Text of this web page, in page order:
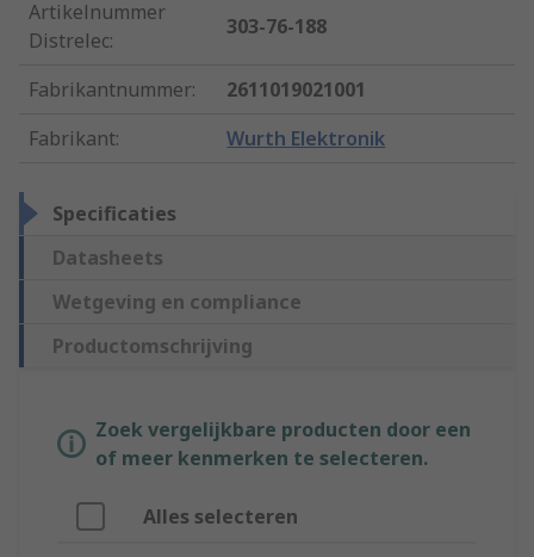
Artikelnummer
Distrelec:
303-76-188
Fabrikantnummer:
2611019021001
Fabrikant: Wurth Elektronik
Specificaties
Datasheets
Wetgeving en compliance
Productomschrijving
Zoek vergelijkbare producten door een
of meer kenmerken te selecteren.
Alles selecteren